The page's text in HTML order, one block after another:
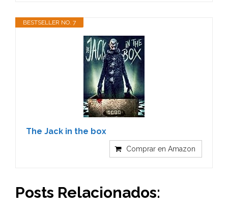
BESTSELLER NO. 7
The Jack in the box
Comprar en Amazon
Posts Relacionados: